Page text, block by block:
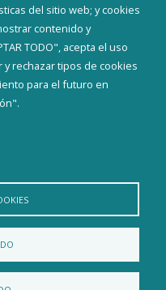
del sitio web; y cookies
contenido y
TODO", acepta el uso
y rechazar tipos de cookies
para el futuro en